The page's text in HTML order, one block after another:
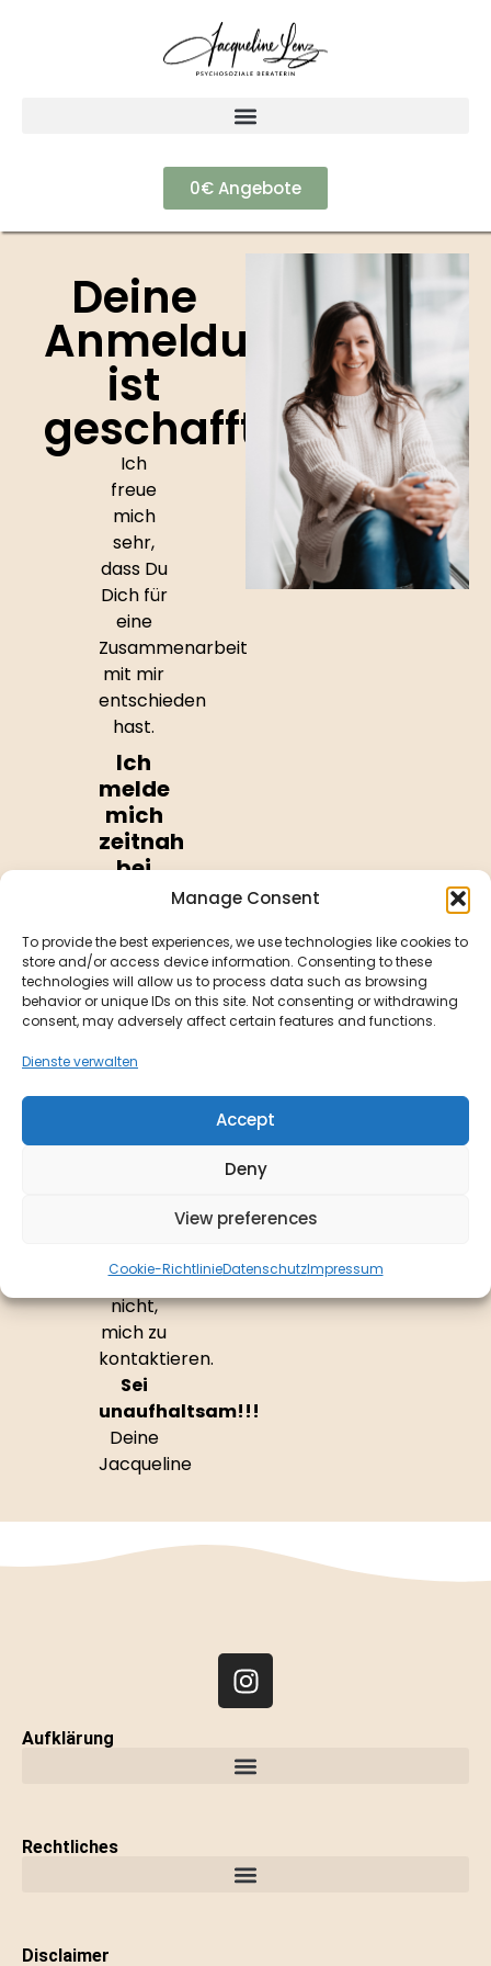
Manage Consent
To provide the best experiences, we use technologies like cookies to
store and/or access device information. Consenting to these
technologies will allow us to process data such as browsing
behavior or unique IDs on this site. Not consenting or withdrawing
consent, may adversely affect certain features and functions.
Dienste verwalten
Accept
Deny
View preferences
Cookie-RichtlinieDatenschutzImpressum
0€ Angebote
Deine
Anmeldung
ist
geschafft!
Ich
freue
mich
sehr,
dass Du
Dich für
eine
Zusammenarbeit
mit mir
entschieden
hast.
Ich
melde
mich
zeitnah
bei
einen
passenden
Termin
mit
Dir zu
vereinbaren.
Du
bitte
nicht,
mich zu
kontaktieren.
Sei
unaufhaltsam!!!
Deine
Jacqueline
Aufklärung
Rechtliches
Disclaimer